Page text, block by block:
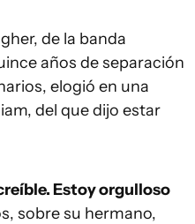
de la banda
años de separación
elogió en una
del que dijo estar
Estoy orgulloso
sobre su hermano,